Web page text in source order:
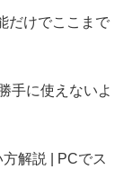
だけでここまで
手に使えないよ
解説 | PCでス